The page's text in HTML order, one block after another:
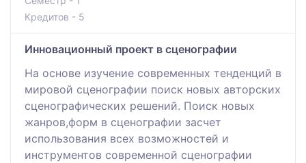
Кредитов - 5
Инновационный проект в сценографии
На основе изучение современных тенденций в
мировой сценографии поиск новых авторских
сценографических решений. Поиск новых
жанров,форм в сценографии засчет
использования всех возможностей и
инструментов современной сценографии